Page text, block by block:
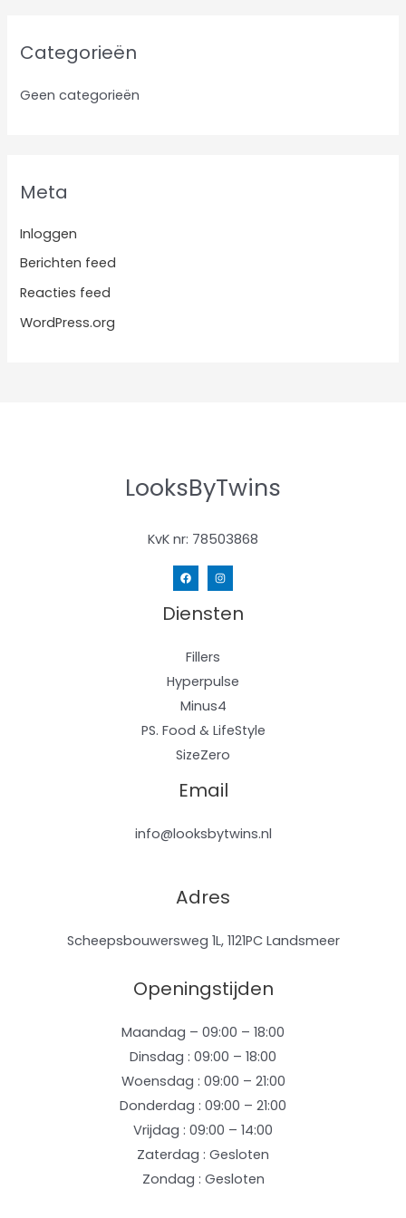
Categorieën
Geen categorieën
Meta
Inloggen
Berichten feed
Reacties feed
WordPress.org
LooksByTwins
KvK nr: 78503868
Diensten
Fillers
Hyperpulse
Minus4
PS. Food & LifeStyle​
SizeZero
Email
info@looksbytwins.nl
Adres
Scheepsbouwersweg 1L, 1121PC Landsmeer
Openingstijden
Maandag – 09:00 – 18:00
Dinsdag : 09:00 – 18:00
Woensdag : 09:00 – 21:00
Donderdag : 09:00 – 21:00
Vrijdag : 09:00 – 14:00
Zaterdag : Gesloten
Zondag : Gesloten